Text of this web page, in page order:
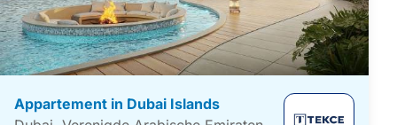
Appartement in Dubai Islands